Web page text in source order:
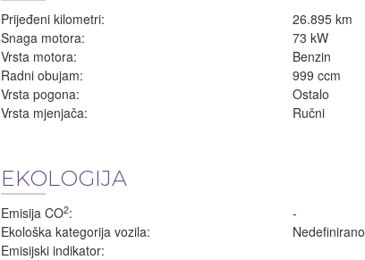
Prijeđeni kilometri:
26.895 km
Snaga motora:
73 kW
Vrsta motora:
Benzin
Radni obujam:
999 ccm
Vrsta pogona:
Ostalo
Vrsta mjenjača:
Ručni
EKOLOGIJA
Emisija CO2:
-
Ekološka kategorija vozila:
Nedefinirano
Emisijski indikator: